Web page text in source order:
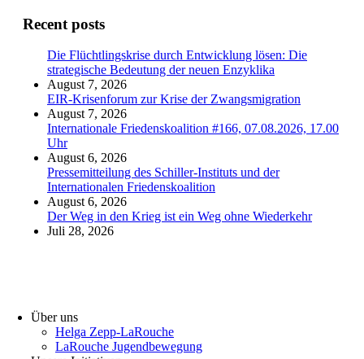
Recent posts
Die Flüchtlingskrise durch Entwicklung lösen: Die
strategische Bedeutung der neuen Enzyklika
August 7, 2026
EIR-Krisenforum zur Krise der Zwangsmigration
August 7, 2026
Internationale Friedenskoalition #166, 07.08.2026, 17.00
Uhr
August 6, 2026
Pressemitteilung des Schiller-Instituts und der
Internationalen Friedenskoalition
August 6, 2026
Der Weg in den Krieg ist ein Weg ohne Wiederkehr
Juli 28, 2026
Über uns
Helga Zepp-LaRouche
LaRouche Jugendbewegung